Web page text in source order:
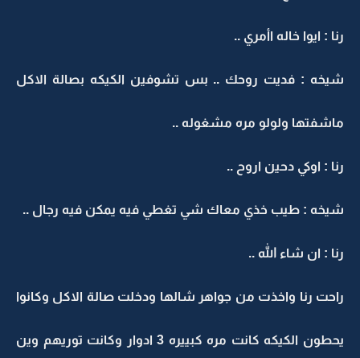
رنا : ايوا خاله اأمري ..
شيخه : فديت روحك .. بس تشوفين الكيكه بصالة الاكل
ماشفتها ولولو مره مشغوله ..
رنا : اوكي دحين اروح ..
شيخه : طيب خذي معاك شي تغطي فيه يمكن فيه رجال ..
رنا : ان شاء الله ..
راحت رنا واخذت من جواهر شالها ودخلت صالة الاكل وكانوا
يحطون الكيكه كانت مره كبييره 3 ادوار وكانت توريهم وين